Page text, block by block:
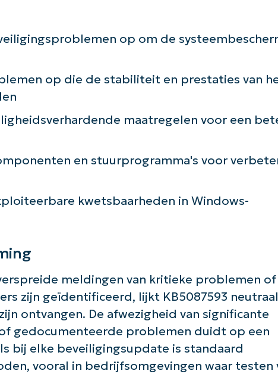
op om de
op die de stabiliteit en prestaties van
maatregelen voor een
en stuurprogramma's voor
kwetsbaarheden in Windows-
meldingen van kritieke problemen of
zijn geïdentificeerd, lijkt KB5087593
ontvangen. De afwezigheid van significante
gedocumenteerde problemen duidt op een
bij elke beveiligingsupdate is standaard
vooral in bedrijfsomgevingen waar testen
Aan de slag met NinjaOne AI-
First
Business
Phone
Land